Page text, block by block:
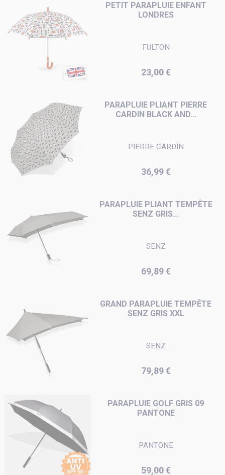
PETIT PARAPLUIE ENFANT
LONDRES
FULTON
Prix
23,00 €
PARAPLUIE PLIANT PIERRE
CARDIN BLACK AND...
PIERRE CARDIN
Prix
36,99 €
PARAPLUIE PLIANT TEMPÊTE
SENZ GRIS...
SENZ
Prix
69,89 €
GRAND PARAPLUIE TEMPÊTE
SENZ GRIS XXL
SENZ
Prix
79,89 €
PARAPLUIE GOLF GRIS 09
PANTONE
PANTONE
Prix
59,00 €